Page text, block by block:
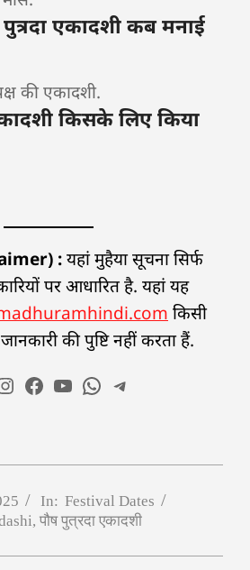
एकादशी कब मनाई
की एकादशी.
किसके लिए किया
:यहां मुहैया सूचना सिर्फ
पर आधारित है. यहां यह
किसी
की पुष्टि नहीं करता हैं.
In: Festival Dates
, पौष पुत्रदा एकादशी